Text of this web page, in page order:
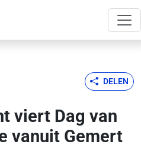
DELEN
viert Dag van
vanuit Gemert